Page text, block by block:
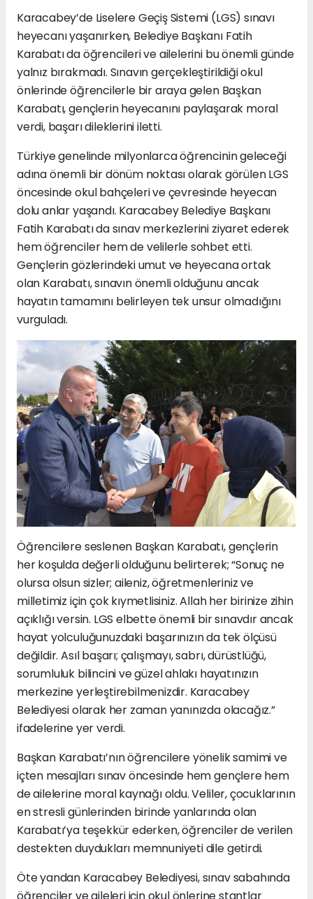
Karacabey’de Liselere Geçiş Sistemi (LGS) sınavı
heyecanı yaşanırken, Belediye Başkanı Fatih
Karabatı da öğrencileri ve ailelerini bu önemli günde
yalnız bırakmadı. Sınavın gerçekleştirildiği okul
önlerinde öğrencilerle bir araya gelen Başkan
Karabatı, gençlerin heyecanını paylaşarak moral
verdi, başarı dileklerini iletti.
Türkiye genelinde milyonlarca öğrencinin geleceği
adına önemli bir dönüm noktası olarak görülen LGS
öncesinde okul bahçeleri ve çevresinde heyecan
dolu anlar yaşandı. Karacabey Belediye Başkanı
Fatih Karabatı da sınav merkezlerini ziyaret ederek
hem öğrenciler hem de velilerle sohbet etti.
Gençlerin gözlerindeki umut ve heyecana ortak
olan Karabatı, sınavın önemli olduğunu ancak
hayatın tamamını belirleyen tek unsur olmadığını
vurguladı.
Öğrencilere seslenen Başkan Karabatı, gençlerin
her koşulda değerli olduğunu belirterek; “Sonuç ne
olursa olsun sizler; aileniz, öğretmenleriniz ve
milletimiz için çok kıymetlisiniz. Allah her birinize zihin
açıklığı versin. LGS elbette önemli bir sınavdır ancak
hayat yolculuğunuzdaki başarınızın da tek ölçüsü
değildir. Asıl başarı; çalışmayı, sabrı, dürüstlüğü,
sorumluluk bilincini ve güzel ahlakı hayatınızın
merkezine yerleştirebilmenizdir. Karacabey
Belediyesi olarak her zaman yanınızda olacağız.”
ifadelerine yer verdi.
Başkan Karabatı’nın öğrencilere yönelik samimi ve
içten mesajları sınav öncesinde hem gençlere hem
de ailelerine moral kaynağı oldu. Veliler, çocuklarının
en stresli günlerinden birinde yanlarında olan
Karabatı’ya teşekkür ederken, öğrenciler de verilen
destekten duydukları memnuniyeti dile getirdi.
Öte yandan Karacabey Belediyesi, sınav sabahında
öğrenciler ve aileleri için okul önlerine stantlar